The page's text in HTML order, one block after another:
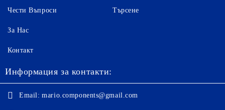
Чести Въпроси Търсене
За Нас
Контакт
Информация за контакти:
Email: mario.components@gmail.com